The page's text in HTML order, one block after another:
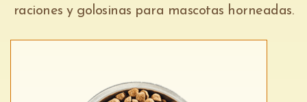
raciones y golosinas para mascotas horneadas.